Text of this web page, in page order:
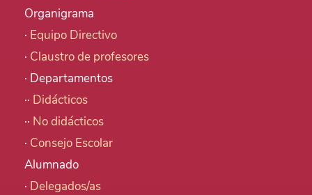
Organigrama
· Equipo Directivo
· Claustro de profesores
· Departamentos
·· Didácticos
·· No didácticos
· Consejo Escolar
Alumnado
· Delegados/as